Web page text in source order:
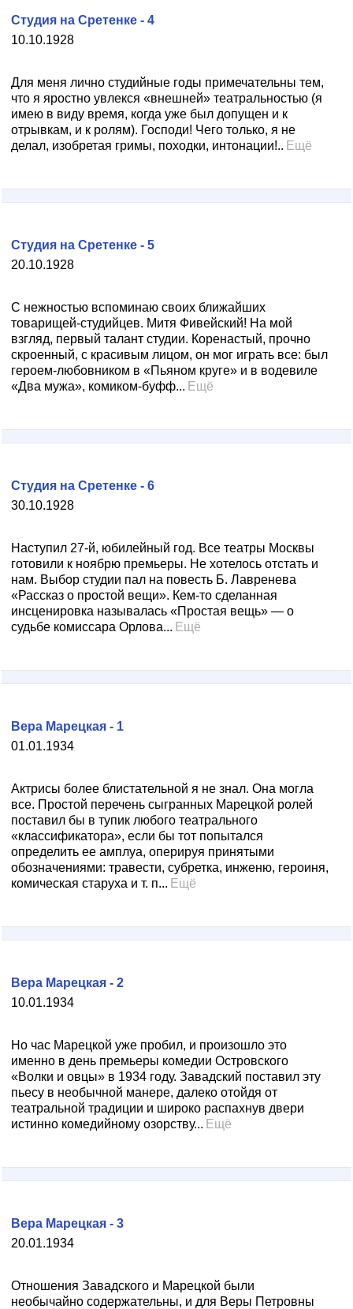
10.10.1928
Студия на Сретенке - 4
Для меня лично студийные годы примечательны тем,
что я яростно увлекся «внешней» театральностью (я
имею в виду время, когда уже был допущен и к
отрывкам, и к ролям). Господи! Чего только, я не
делал, изобретая гримы, походки, интонации!.. Ещё
20.10.1928
Студия на Сретенке - 5
С нежностью вспоминаю своих ближайших
товарищей-студийцев. Митя Фивейский! На мой
взгляд, первый талант студии. Коренастый, прочно
скроенный, с красивым лицом, он мог играть все: был
героем-любовником в «Пьяном круге» и в водевиле
«Два мужа», комиком-буфф... Ещё
30.10.1928
Студия на Сретенке - 6
Наступил 27-й, юбилейный год. Все театры Москвы
готовили к ноябрю премьеры. Не хотелось отстать и
нам. Выбор студии пал на повесть Б. Лавренева
«Рассказ о простой вещи». Кем-то сделанная
инсценировка называлась «Простая вещь» — о
судьбе комиссара Орлова... Ещё
01.01.1934
Вера Марецкая - 1
Актрисы более блистательной я не знал. Она могла
все. Простой перечень сыгранных Марецкой ролей
поставил бы в тупик любого театрального
«классификатора», если бы тот попытался
определить ее амплуа, оперируя принятыми
обозначениями: травести, субретка, инженю, героиня,
комическая старуха и т. п... Ещё
10.01.1934
Вера Марецкая - 2
Но час Марецкой уже пробил, и произошло это
именно в день премьеры комедии Островского
«Волки и овцы» в 1934 году. Завадский поставил эту
пьесу в необычной манере, далеко отойдя от
театральной традиции и широко распахнув двери
истинно комедийному озорству... Ещё
20.01.1934
Вера Марецкая - 3
Отношения Завадского и Марецкой были
необычайно содержательны, и для Веры Петровны